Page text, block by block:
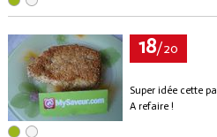
18/20
Super idée cette
A refaire !